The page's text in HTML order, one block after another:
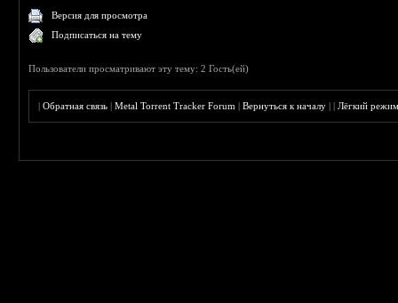
Версия для просмотра
Подписаться на тему
Пользователи просматривают эту тему: 2 Гость(ей)
|Обратная связь |Metal Torrent Tracker Forum |Вернуться к началу ||Лёгкий